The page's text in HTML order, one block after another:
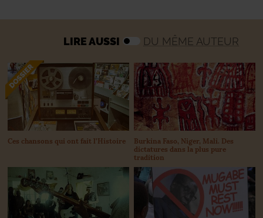
LIRE AUSSI DU MÊME AUTEUR
Ces chansons qui ont fait l’Histoire
Burkina Faso, Niger, Mali. Des
dictatures dans la plus pure
tradition